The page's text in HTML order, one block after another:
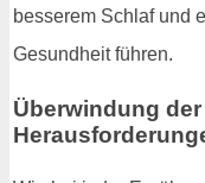
besserem Schlaf und
Gesundheit führen.
Überwindung